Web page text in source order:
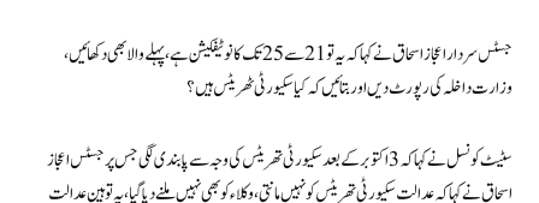
جسٹس سردار اعجاز اسحاق نے کہا کہ یہ تو 21 سے 25 تک کا نوٹیفکیشن ہے، پہلے والا بھی دکھائیں،
وزارت داخلہ کی رپورٹ دیں اور بتائیں کہ کیا سکیورٹی ٹھریٹس ہیں؟
سٹیٹ کونسل نے کہا کہ 3 اکتوبر کے بعد سکیورٹی تھریٹس کی وجہ سے پابندی لگی جس پر جسٹس اعجاز
اسحاق نے کہا کہ عدالت سکیورٹی تھریٹس کو نہیں مانتی، وکلاء کو بھی نہیں ملنے دیا گیا، یہ توہین عدالت